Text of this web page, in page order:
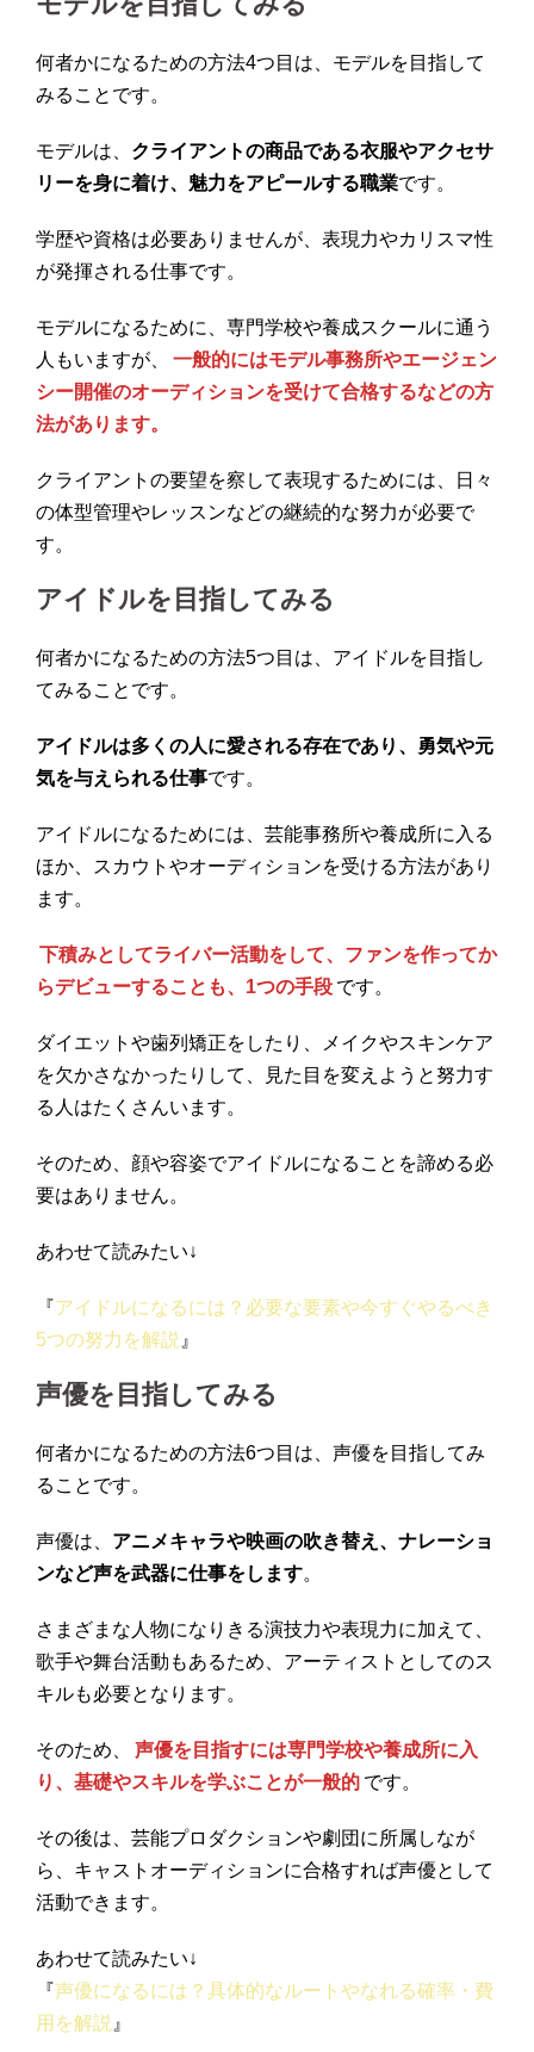
何者かになるための方法4つ目は、モデルを目指して
みることです。
モデルは、 クライアントの商品である衣服やアクセサ
リーを身に着け、魅力をアピールする職業です。
学歴や資格は必要ありませんが、表現力やカリスマ性
が発揮される仕事です。
モデルになるために、専門学校や養成スクールに通う
人もいますが、
一般的にはモデル事務所やエージェン
シー開催のオーディションを受けて合格するなどの方
法があります。
クライアントの要望を察して表現するためには、日々
の体型管理やレッスンなどの継続的な努力が必要で
す。
アイドルを目指してみる
何者かになるための方法5つ目は、アイドルを目指し
てみることです。
アイドルは多くの人に愛される存在であり、勇気や元
気を与えられる仕事です。
アイドルになるためには、芸能事務所や養成所に入る
ほか、スカウトやオーディションを受ける方法があり
ます。
下積みとしてライバー活動をして、ファンを作ってか
らデビューすることも、1つの手段 です。
ダイエットや歯列矯正をしたり、メイクやスキンケア
を欠かさなかったりして、見た目を変えようと努力す
る人はたくさんいます。
そのため、顔や容姿でアイドルになることを諦める必
要はありません。
あわせて読みたい↓
『アイドルになるには？必要な要素や今すぐやるべき
5つの努力を解説 』
声優を目指してみる
何者かになるための方法6つ目は、声優を目指してみ
ることです。
声優は、 アニメキャラや映画の吹き替え、ナレーショ
ンなど声を武器に仕事をします。
さまざまな人物になりきる演技力や表現力に加えて、
歌手や舞台活動もあるため、アーティストとしてのス
キルも必要となります。
そのため、
声優を目指すには専門学校や養成所に入
り、基礎やスキルを学ぶことが一般的 です。
その後は、芸能プロダクションや劇団に所属しなが
ら、キャストオーディションに合格すれば声優として
活動できます。
あわせて読みたい↓
『声優になるには？具体的なルートやなれる確率・費
用を解説 』